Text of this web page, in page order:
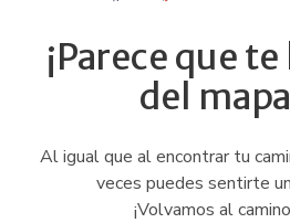
¡Parece que
del
Al igual que al encontrar tu
veces puedes sentirte
¡Volvamos al